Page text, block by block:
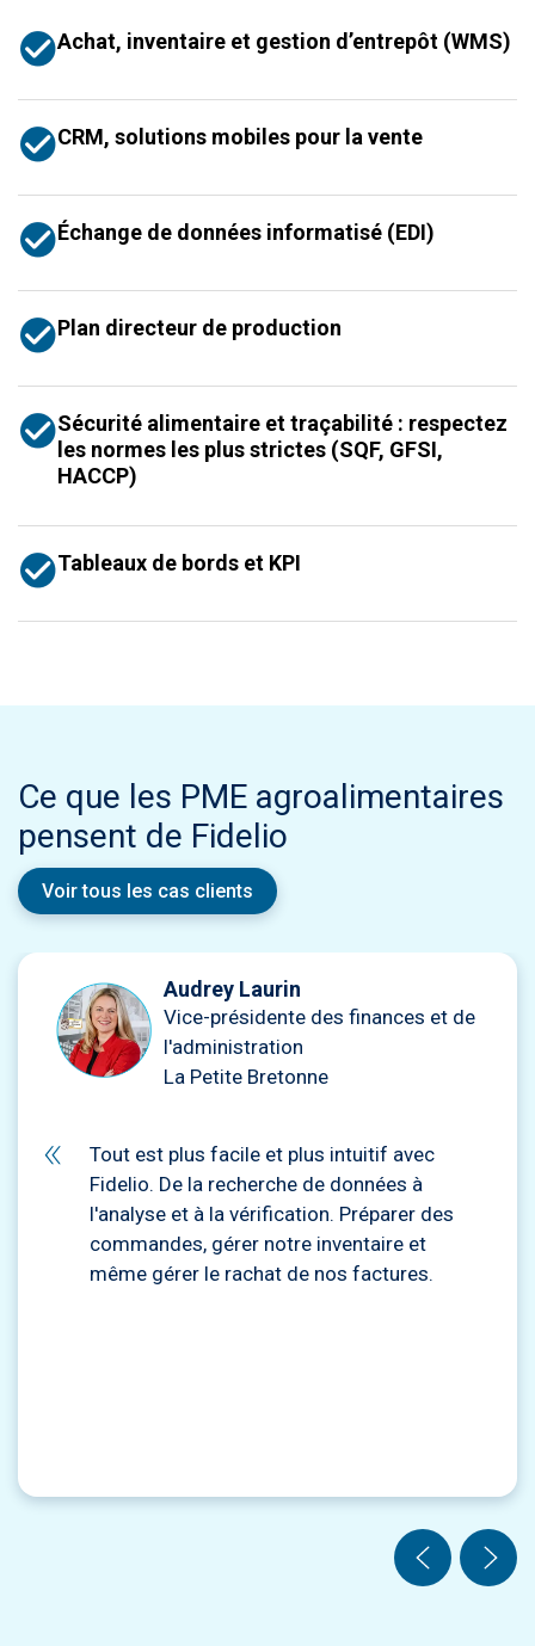
Achat, inventaire et gestion d’entrepôt (WMS)
CRM, solutions mobiles pour la vente
Échange de données informatisé (EDI)
Plan directeur de production
Sécurité alimentaire et traçabilité : respectez
les normes les plus strictes (SQF, GFSI,
HACCP)
Tableaux de bords et KPI
Ce que les PME agroalimentaires
pensent de Fidelio
Voir tous les cas clients
Audrey Laurin
Vice-présidente des finances et de
l'administration
La Petite Bretonne
Tout est plus facile et plus intuitif avec
Fidelio. De la recherche de données à
l'analyse et à la vérification. Préparer des
commandes, gérer notre inventaire et
même gérer le rachat de nos factures.